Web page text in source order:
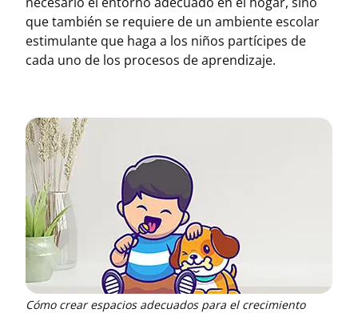
que también se requiere de un ambiente escolar
estimulante que haga a los niños partícipes de
cada uno de los procesos de aprendizaje.
Cómo crear espacios adecuados para el crecimiento